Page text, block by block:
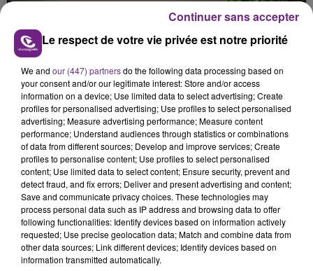
LE MAGASIN JOUÉCLUB DE REIMS FERME
SES PORTES
C'était l'une des institutions du centre-ville
rémois. Le magasin JouéClub est contraint de
fermer ses portes.
TITRES DIFFUSÉS
13h46
13h46 13h42
13h42
Le respect de votre vie privée est notre priorité
We and our (447) partnersdo the following data processing based on
your consent and/or our legitimate interest: Store and/or access
information on a device; Use limited data to select advertising; Create
profiles for personalised advertising; Use profiles to select personalised
advertising; Measure advertising performance; Measure content
performance; Understand audiences through statistics or combinations
of data from different sources; Develop and improve services; Create
profiles to personalise content; Use profiles to select personalised
content; Use limited data to select content; Ensure security, prevent and
detect fraud, and fix errors; Deliver and present advertising and content;
Save and communicate privacy choices. These technologies may
process personal data such as IP address and browsing data to offer
following functionalities: Identify devices based on information actively
requested; Use precise geolocation data; Match and combine data from
other data sources; Link different devices; Identify devices based on
information transmitted automatically.
Continuer sans accepter